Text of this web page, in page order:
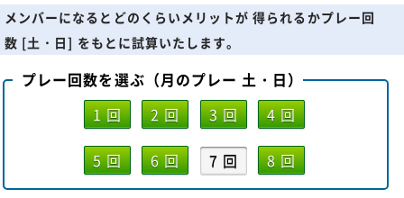
メンバーになるとどのくらいメリットが 得られるかプレー回
数 [土・日] をもとに試算いたします。
プレー回数を選ぶ（月のプレー 土・日）
1 回
2 回 3 回 4 回
5 回 6 回 7 回 8 回